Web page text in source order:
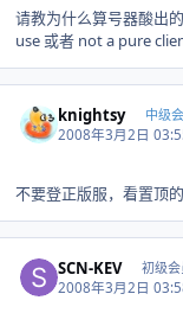
请教为什么算号器酸出
use 或者 not a pure
knightsy 中级
2008年3月2日
不要登正版服，看置顶
SCN-KEV 初级会
2008年3月2日